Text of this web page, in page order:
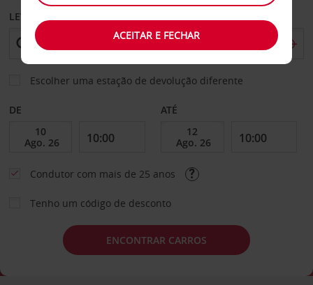
LEVANTAR EM
Escolher uma estação de devolução diferente
DE ATÉ
Condutor com mais de 25 anos
Tenho um código de desconto
ENCONTRAR CARROS
ACEITAR E FECHAR